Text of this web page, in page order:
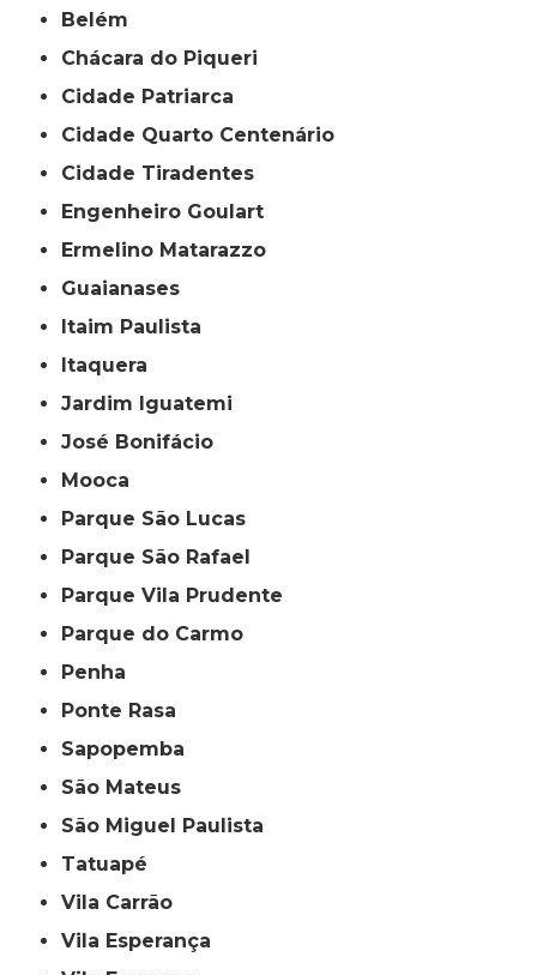
Belém
Chácara do Piqueri
Cidade Patriarca
Cidade Quarto Centenário
Cidade Tiradentes
Engenheiro Goulart
Ermelino Matarazzo
Guaianases
Itaim Paulista
Itaquera
Jardim Iguatemi
José Bonifácio
Mooca
Parque São Lucas
Parque São Rafael
Parque Vila Prudente
Parque do Carmo
Penha
Ponte Rasa
Sapopemba
São Mateus
São Miguel Paulista
Tatuapé
Vila Carrão
Vila Esperança